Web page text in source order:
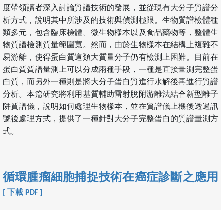
度帶領讀者深入討論質譜技術的發展，並從現有大分子質譜分
析方式，說明其中所涉及的技術與偵測極限。生物質譜檢體種
類多元，包含臨床檢體、微生物樣本以及食品藥物等，整體生
物質譜檢測質量範圍寬。然而，由於生物樣本在結構上複雜不
易游離，使得蛋白質這類大質量分子仍有檢測上困難。目前在
蛋白質質譜量測上可以分成兩種手段，一種是直接量測完整蛋
白質，而另外一種則是將大分子蛋白質進行水解後再進行質譜
分析。本篇研究將利用基質輔助雷射脫附游離法結合新型離子
阱質譜儀，說明如何處理生物樣本，並在質譜儀上機後透過訊
號後處理方式，提供了一種針對大分子完整蛋白的質譜量測方
式。
循環腫瘤細胞捕捉技術在癌症診斷之應用
[ 下載 PDF ]